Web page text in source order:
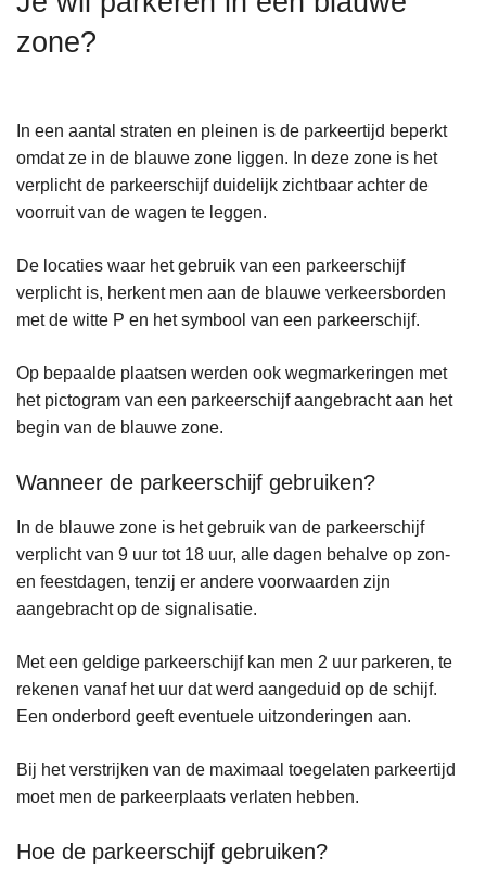
zone?
In een aantal straten en pleinen is de parkeertijd beperkt
omdat ze in de blauwe zone liggen. In deze zone is het
verplicht de parkeerschijf duidelijk zichtbaar achter de
voorruit van de wagen te leggen.
De locaties waar het gebruik van een parkeerschijf
verplicht is, herkent men aan de blauwe verkeersborden
met de witte P en het symbool van een parkeerschijf.
Op bepaalde plaatsen werden ook wegmarkeringen met
het pictogram van een parkeerschijf aangebracht aan het
begin van de blauwe zone.
Wanneer de parkeerschijf gebruiken?
In de blauwe zone is het gebruik van de parkeerschijf
verplicht van 9 uur tot 18 uur, alle dagen behalve op zon-
en feestdagen, tenzij er andere voorwaarden zijn
aangebracht op de signalisatie.
Met een geldige parkeerschijf kan men 2 uur parkeren, te
rekenen vanaf het uur dat werd aangeduid op de schijf.
Een onderbord geeft eventuele uitzonderingen aan.
Bij het verstrijken van de maximaal toegelaten parkeertijd
moet men de parkeerplaats verlaten hebben.
Hoe de parkeerschijf gebruiken?